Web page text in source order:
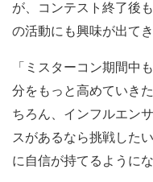
が、コンテスト終了後
の活動にも興味が出て
「ミスターコン期間中
分をもっと高めていき
ちろん、インフルエン
スがあるなら挑戦した
に自信が持てるように